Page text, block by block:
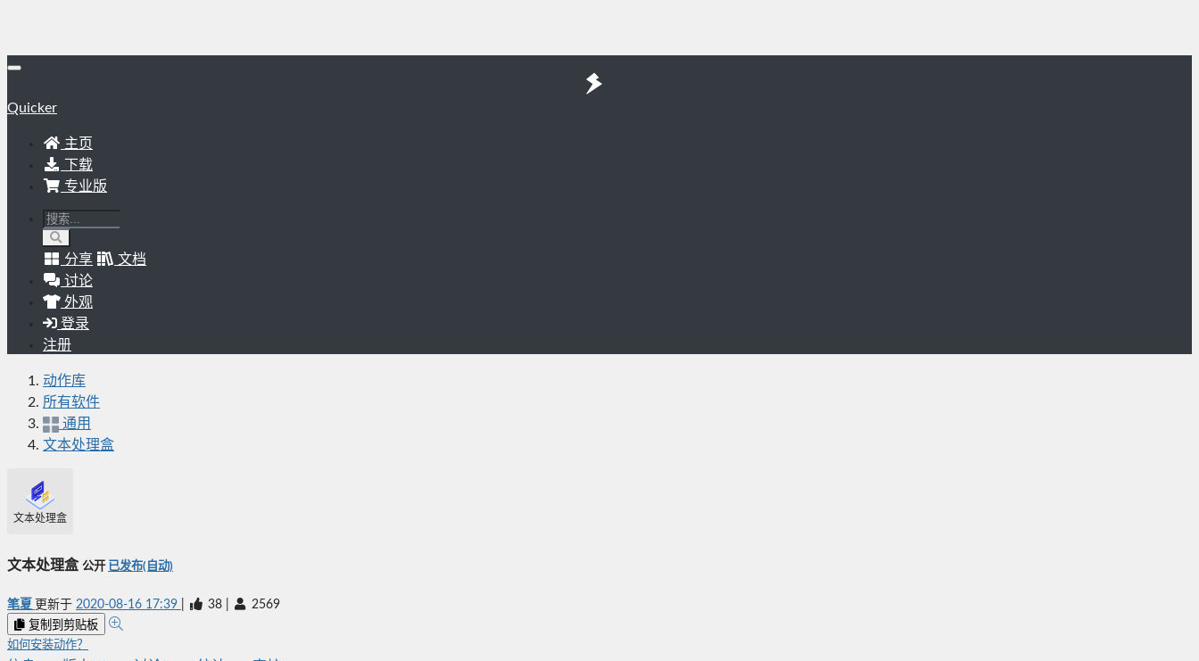
Quicker
主页
下载
专业版
分享
文档
讨论
外观
登录
注册
动作库
所有软件
通用
文本处理盒
文本处理盒
文本处理盒 公开 已发布(自动)
笔夏 更新于 2020-08-16 17:39 38 2569
复制到剪贴板
如何安装动作？